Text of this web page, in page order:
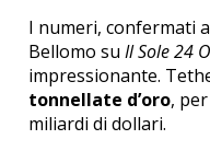
I numeri, confermati
Bellomo suIl Sole 24
impressionante.
tonnellate d’oro,
miliardi di dollari.